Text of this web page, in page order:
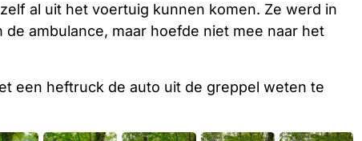
al uit het voertuig kunnen komen. Ze werd in
ambulance, maar hoefde niet mee naar het
een heftruck de auto uit de greppel weten te